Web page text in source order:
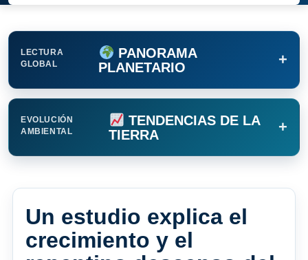
LECTURA
GLOBAL
PANORAMA
PLANETARIO
+
EVOLUCIÓN
AMBIENTAL
TENDENCIAS DE LA
TIERRA
+
Un estudio explica el
crecimiento y el